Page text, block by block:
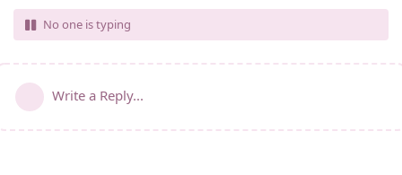
No one is typing
Write a Reply...